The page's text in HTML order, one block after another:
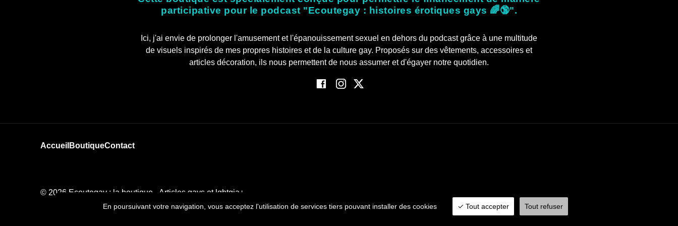
participative pour le podcast "Ecoutegay : histoires érotiques gays 🌈🔞".
Ici, j'ai envie de prolonger l'amusement et l'épanouissement sexuel en dehors du podcast grâce à une multitude
de visuels inspirés de mes propres histoires et de la culture gay. Proposés sur des vêtements, accessoires et
articles décoration, ils nous permettent de nous assumer et d'égayer notre quotidien.
Accueil BoutiqueContact
© 2026 Ecoutegay : la boutique - Articles gays et lgbtqia+
En poursuivant votre navigation, vous acceptez l'utilisation de services tiers pouvant installer des cookies Tout accepter Tout refuser